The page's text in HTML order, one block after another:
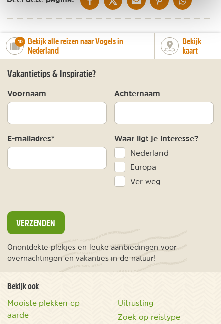
number_of_trips:
10
Bekijk alle reizen naar Vogels in
Nederland
Bekijk
kaart
Vakantietips & Inspiratie?
Voornaam Achternaam
E-mailadres* Waar ligt je interesse?
Nederland
Europa
Ver weg
VERZENDEN
Onontdekte plekjes en leuke aanbiedingen voor
overnachtingen en vakanties in de natuur!
Bekijk ook
Mooiste plekken op
aarde
Uitrusting
Zoek op reistype